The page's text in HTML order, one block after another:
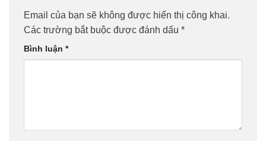
Email của bạn sẽ không được hiển thị công khai.
Các trường bắt buộc được đánh dấu *
Bình luận *